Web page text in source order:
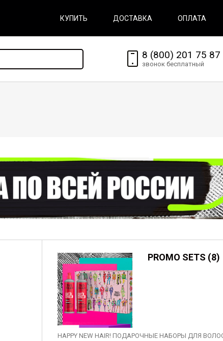
КУПИТЬ ДОСТАВКА ОПЛАТА
8 (800) 201 75 87
звонок бесплатный
PROMO SETS (8)
HAPPY NEW HAIR! ПОДАРОЧНЫЕ НАБОРЫ ДЛЯ